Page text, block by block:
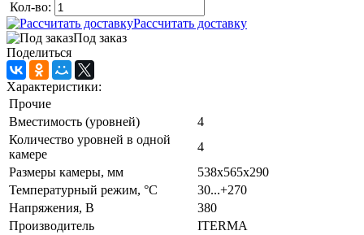
Кол-во:
Рассчитать доставку
Под заказ
Поделиться
Характеристики:
Прочие
Вместимость (уровней)
4
Количество уровней в одной
камере
4
Размеры камеры, мм
538х565х290
Температурный режим, °C
30...+270
Напряжения, В
380
Производитель
ITERMA